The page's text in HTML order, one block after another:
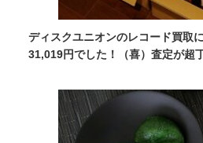
ディスクユニオンのレコード買取
31,019円でした！（喜）査定が超